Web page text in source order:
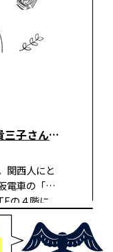
枚方T-SITE shugei lab. 阪本貴三子さんのおすすめ『てるみのなんでもかんでも作っちゃおう フェルトの小もの集』
関西人にと
電車の「枚
の４階に
本貴三子
た。 レジェ